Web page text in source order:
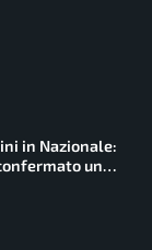
in Nazionale:
un